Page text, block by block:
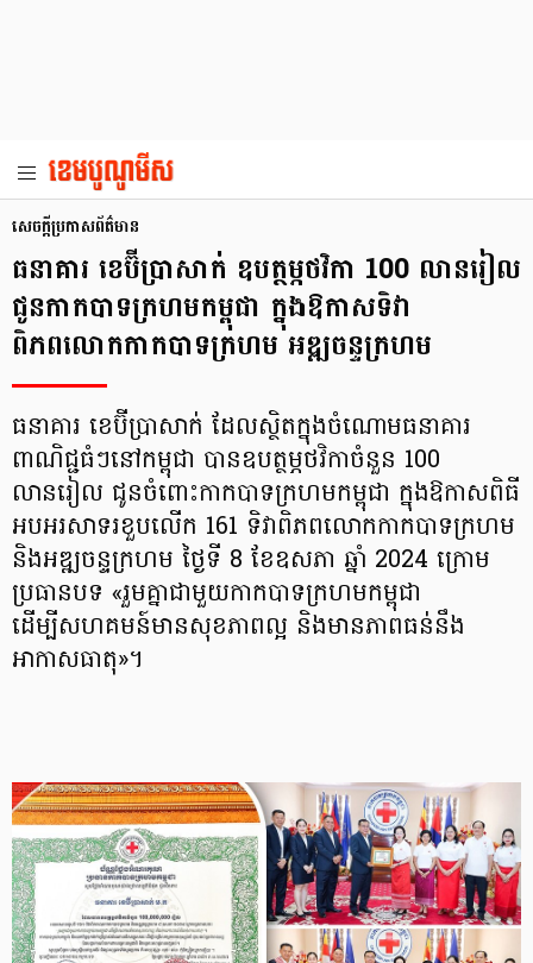
សេចក្តីប្រកាសព័ត៌មាន
ធនាគារ ខេប៊ីប្រាសាក់ ឧបត្ថម្ភថវិកា 100 លានរៀល
ជូនកាកបាទក្រហមកម្ពុជា ក្នុងឱកាសទិវា
ពិភពលោកកាកបាទក្រហម អឌ្ឍចន្ទក្រហម
ធនាគារ ខេប៊ីប្រាសាក់ ដែលស្ថិតក្នុងចំណោមធនាគារ
ពាណិជ្ជធំៗនៅកម្ពុជា បានឧបត្ថម្ភថវិកាចំនួន 100
លានរៀល ជូនចំពោះកាកបាទក្រហមកម្ពុជា ក្នុងឱកាសពិធី
អបអរសាទរខួបលើក 161 ទិវាពិភពលោកកាកបាទក្រហម
និងអឌ្ឍចន្ទក្រហម ថ្ងៃទី 8 ខែឧសភា ឆ្នាំ 2024 ក្រោម
ប្រធានបទ «រួមគ្នាជាមួយកាកបាទក្រហមកម្ពុជា
ដើម្បីសហគមន៍មានសុខភាពល្អ និងមានភាពធន់នឹង
អាកាសធាតុ»។